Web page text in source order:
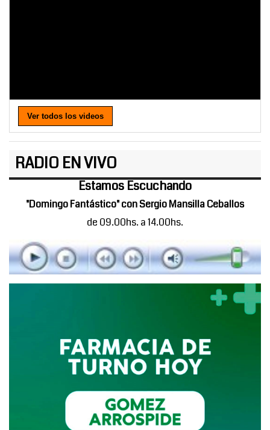
Ver todos los videos
RADIO EN VIVO
Estamos Escuchando
"Domingo Fantástico" con Sergio Mansilla Ceballos
de 09.00hs. a 14.00hs.